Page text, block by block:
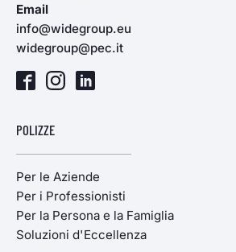
Email
info@widegroup.eu
widegroup@pec.it
POLIZZE
Per le Aziende
Per i Professionisti
Per la Persona e la Famiglia
Soluzioni d'Eccellenza